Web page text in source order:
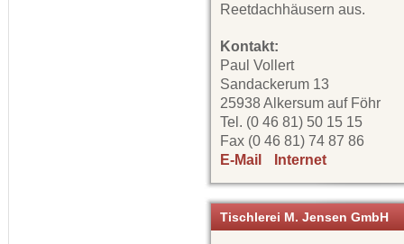
Reetdachhäusern aus.
Kontakt:
Paul Vollert
Sandackerum 13
25938 Alkersum auf Föhr
Tel. (0 46 81) 50 15 15
Fax (0 46 81) 74 87 86
E-Mail
Internet
Tischlerei M. Jensen GmbH